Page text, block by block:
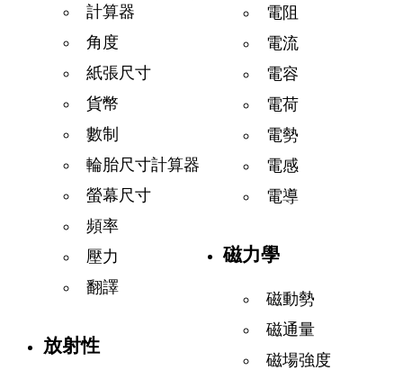
計算器
角度
紙張尺寸
貨幣
數制
輪胎尺寸計算器
螢幕尺寸
頻率
壓力
翻譯
放射性
電阻
電流
電容
電荷
電勢
電感
電導
磁力學
磁動勢
磁通量
磁場強度